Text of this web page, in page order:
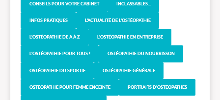
CONSEILS POUR VOTRE CABINET INCLASSABLES...
INFOS PRATIQUES L'ACTUALITÉ DE L'OSTÉOPATHIE
L'OSTÉOPATHIE DE A À Z L'OSTÉOPATHIE EN ENTREPRISE
L'OSTÉOPATHIE POUR TOUS ! OSTÉOPATHIE DU NOURRISSON
OSTÉOPATHIE DU SPORTIF OSTÉOPATHIE GÉNÉRALE
OSTÉOPATHIE POUR FEMME ENCEINTE PORTRAITS D'OSTÉOPATHES